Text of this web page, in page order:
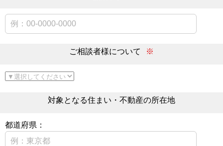
ご相談者様について ※
対象となる住まい・不動産の所在地
都道府県：